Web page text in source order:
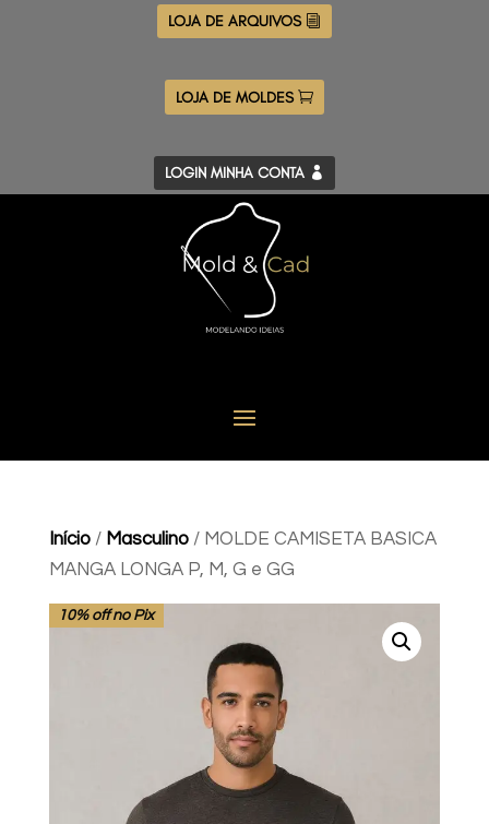
LOJA DE ARQUIVOS
LOJA DE MOLDES
LOGIN MINHA CONTA
Início/ Masculino/ MOLDE CAMISETA BASICA
MANGA LONGA P, M, G e GG
10% off no Pix